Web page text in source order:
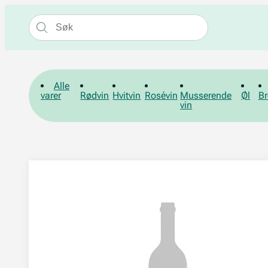
Alle
varer
Rødvin Hvitvin Rosévin Musserende
vin
Øl